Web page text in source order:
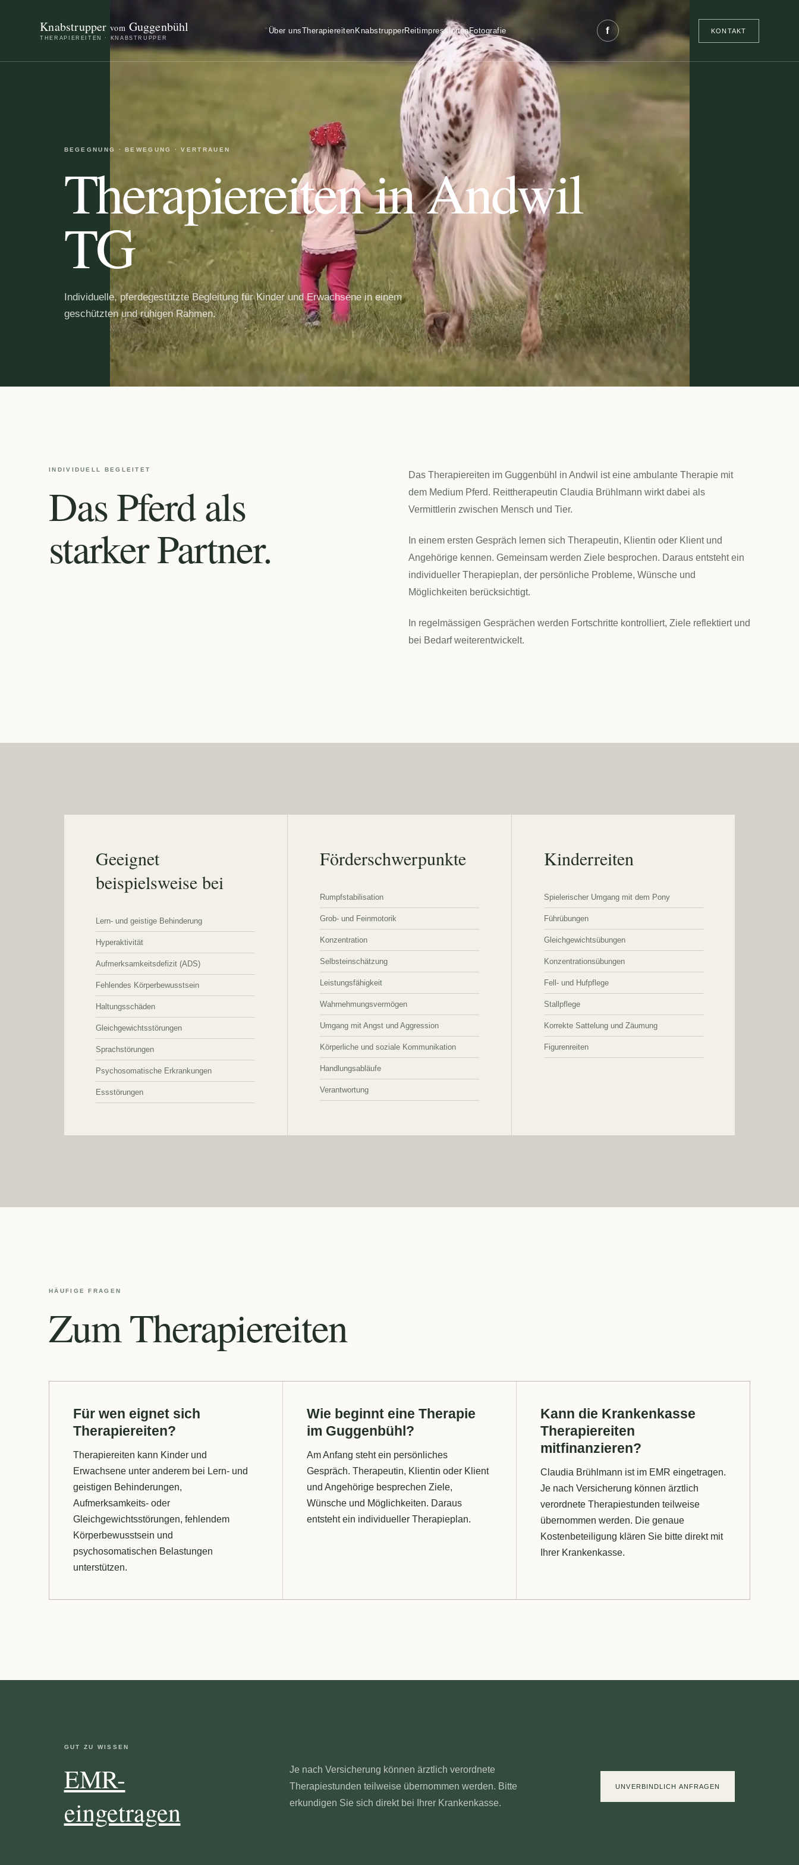
Knabstrupper vom Guggenbühl
THERAPIEREITEN · KNABSTRUPPER
Über unsTherapiereiten KnabstrupperReitimpressionenFotografie f KONTAKT
BEGEGNUNG · BEWEGUNG · VERTRAUEN
Therapiereiten in Andwil
TG
Individuelle, pferdegestützte Begleitung für Kinder und Erwachsene in einem
geschützten und ruhigen Rahmen.
INDIVIDUELL BEGLEITET
Das Pferd als
starker Partner.
Das Therapiereiten im Guggenbühl in Andwil ist eine ambulante Therapie mit
dem Medium Pferd. Reittherapeutin Claudia Brühlmann wirkt dabei als
Vermittlerin zwischen Mensch und Tier.
In einem ersten Gespräch lernen sich Therapeutin, Klientin oder Klient und
Angehörige kennen. Gemeinsam werden Ziele besprochen. Daraus entsteht ein
individueller Therapieplan, der persönliche Probleme, Wünsche und
Möglichkeiten berücksichtigt.
In regelmässigen Gesprächen werden Fortschritte kontrolliert, Ziele reflektiert und
bei Bedarf weiterentwickelt.
Geeignet
beispielsweise bei
Lern- und geistige Behinderung
Hyperaktivität
Aufmerksamkeitsdefizit (ADS)
Fehlendes Körperbewusstsein
Haltungsschäden
Gleichgewichtsstörungen
Sprachstörungen
Psychosomatische Erkrankungen
Essstörungen
Förderschwerpunkte
Rumpfstabilisation
Grob- und Feinmotorik
Konzentration
Selbsteinschätzung
Leistungsfähigkeit
Wahrnehmungsvermögen
Umgang mit Angst und Aggression
Körperliche und soziale Kommunikation
Handlungsabläufe
Verantwortung
Kinderreiten
Spielerischer Umgang mit dem Pony
Führübungen
Gleichgewichtsübungen
Konzentrationsübungen
Fell- und Hufpflege
Stallpflege
Korrekte Sattelung und Zäumung
Figurenreiten
HÄUFIGE FRAGEN
Zum Therapiereiten
Für wen eignet sich
Therapiereiten?
Therapiereiten kann Kinder und
Erwachsene unter anderem bei Lern- und
geistigen Behinderungen,
Aufmerksamkeits- oder
Gleichgewichtsstörungen, fehlendem
Körperbewusstsein und
psychosomatischen Belastungen
unterstützen.
Wie beginnt eine Therapie
im Guggenbühl?
Am Anfang steht ein persönliches
Gespräch. Therapeutin, Klientin oder Klient
und Angehörige besprechen Ziele,
Wünsche und Möglichkeiten. Daraus
entsteht ein individueller Therapieplan.
Kann die Krankenkasse
Therapiereiten
mitfinanzieren?
Claudia Brühlmann ist im EMR eingetragen.
Je nach Versicherung können ärztlich
verordnete Therapiestunden teilweise
übernommen werden. Die genaue
Kostenbeteiligung klären Sie bitte direkt mit
Ihrer Krankenkasse.
GUT ZU WISSEN
EMR-
eingetragen
Je nach Versicherung können ärztlich verordnete
Therapiestunden teilweise übernommen werden. Bitte
erkundigen Sie sich direkt bei Ihrer Krankenkasse.
UNVERBINDLICH ANFRAGEN